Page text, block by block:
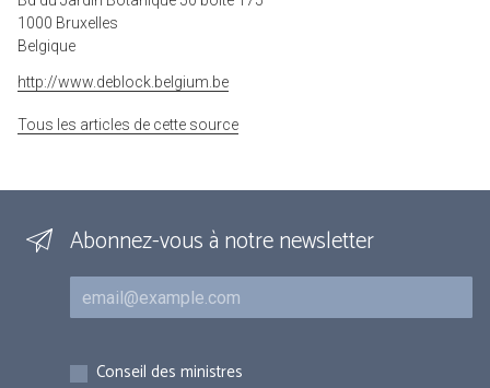
1000 Bruxelles
Belgique
http://www.deblock.belgium.be
Tous les articles de cette source
Abonnez-vous à notre newsletter
Courriel
Inscriptions
Conseil des ministres